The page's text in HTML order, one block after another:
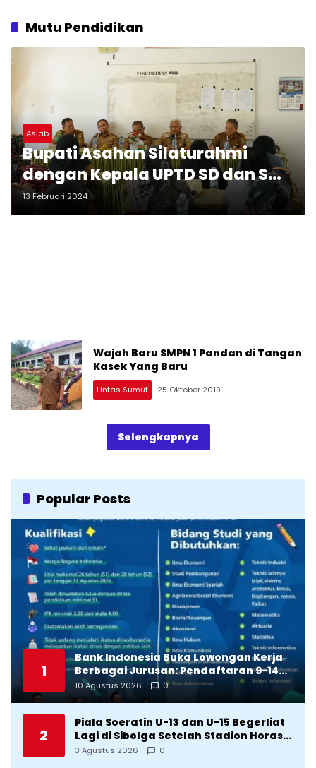
Mutu Pendidikan
Aslab
Bupati Asahan Silaturahmi
dengan Kepala UPTD SD dan SMP
di Kecamatan Pulo Bandring
dan Meranti untuk
13 Februari 2024
Wajah Baru SMPN 1 Pandan di Tangan
Kasek Yang Baru
Lintas Sumut 25 Oktober 2019
Selengkapnya
Popular Posts
1
Bank Indonesia Buka Lowongan Kerja
Berbagai Jurusan: Pendaftaran 9-14
Agustus 2026
10 Agustus 2026 0
2
Piala Soeratin U-13 dan U-15 Begerliat
Lagi di Sibolga Setelah Stadion Horas
Direvitalisasi Wali Kota
3 Agustus 2026 0